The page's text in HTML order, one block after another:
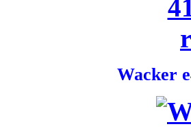
Wacker